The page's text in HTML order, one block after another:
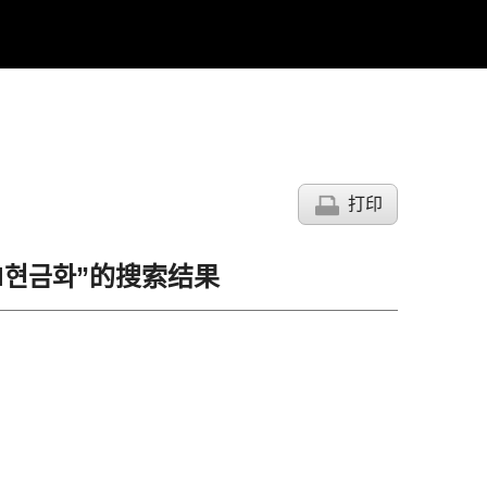
打印
금화”的搜索结果